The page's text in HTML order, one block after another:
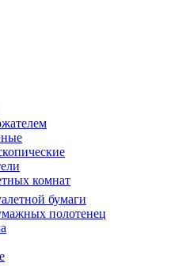
комнат
бумаги
полотенец